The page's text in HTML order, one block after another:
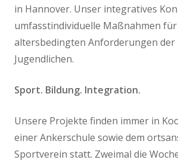
in Hannover. Unser integratives
umfasstindividuelle Maßnahmen für
altersbedingten Anforderungen der
Jugendlichen.
Sport. Bildung. Integration.
Unsere Projekte finden immer in
einer Ankerschule sowie dem
Sportverein statt. Zweimal die